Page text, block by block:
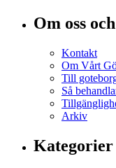
Om oss
Kontakt
Om Vårt
Till
Så
Arkiv
Kategorier